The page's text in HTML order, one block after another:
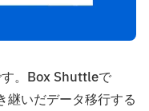
す。Box Shuttleで
継いだデータ移行する